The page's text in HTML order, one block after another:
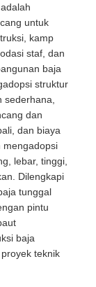
untuk
kamp
staf, dan
baja
struktur
dan
dan biaya
mengadopsi
lebar, tinggi,
Dilengkapi
tunggal
pintu
baja
teknik